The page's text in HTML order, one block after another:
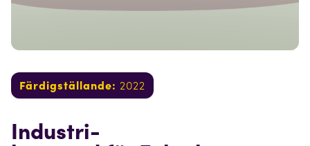
Färdigställande: 2022
Industri-